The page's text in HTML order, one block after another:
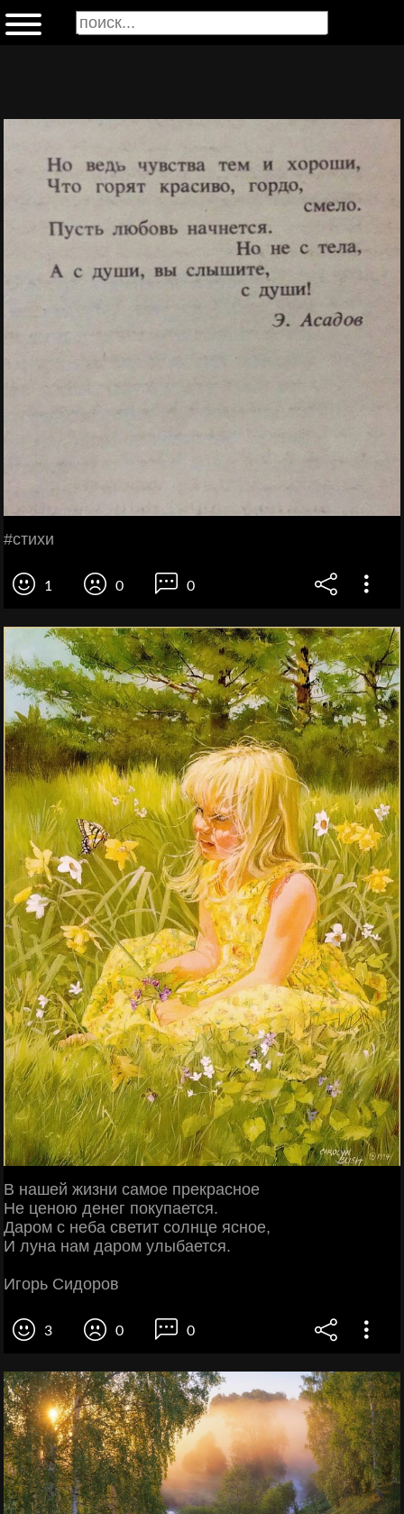
#стихи
1 0 0
В нашей жизни самое прекрасное
Не ценою денег покупается.
Даром с неба светит солнце ясное,
И луна нам даром улыбается.
Игорь Сидоров
3 0 0